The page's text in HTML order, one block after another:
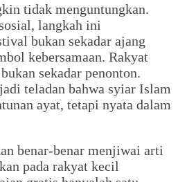
tidak menguntungkan.
langkah ini
bukan sekadar ajang
kebersamaan. Rakyat
sekadar penonton.
teladan bahwa syiar Islam
ayat, tetapi nyata dalam
benar-benar menjiwai arti
pada rakyat kecil